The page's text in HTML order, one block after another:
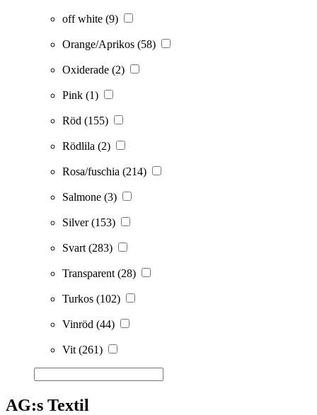
off white (9)
Orange/Aprikos (58)
Oxiderade (2)
Pink (1)
Röd (155)
Rödlila (2)
Rosa/fuschia (214)
Salmone (3)
Silver(153)
Svart (283)
Transparent (28)
Turkos (102)
Vinröd (44)
Vit (261)
AG:s Textil